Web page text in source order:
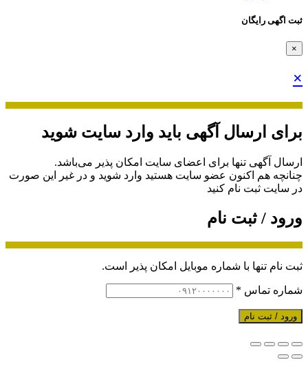
ثبت اگهی رایگان
×
×
برای ارسال آگهی باید وارد سایت شوید
ارسال آگهی تنها برای اعضای سایت امکان پذیر می‌باشد.
چنانچه هم‌ اکنون عضو سایت هستید وارد شوید و در غیر این صورت
در سایت ثبت نام کنید
ورود / ثبت نام
ثبت نام تنها با شماره موبایل امکان پذیر است.
شماره تماس *
ورود / ثبت نام